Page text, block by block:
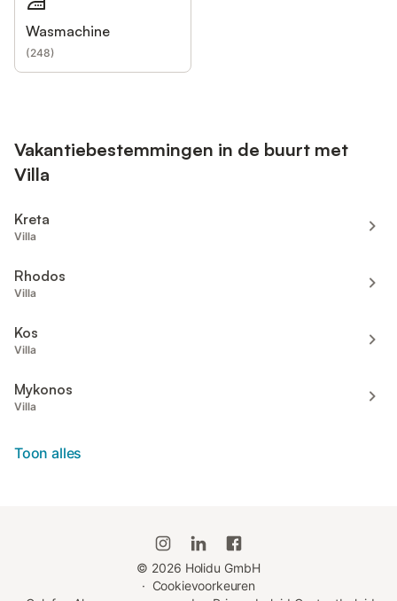
Wasmachine
(248)
Vakantiebestemmingen in de buurt met
Villa
Kreta
Villa
Rhodos
Villa
Kos
Villa
Mykonos
Villa
Toon alles
© 2026 Holidu GmbH
· Cookievoorkeuren